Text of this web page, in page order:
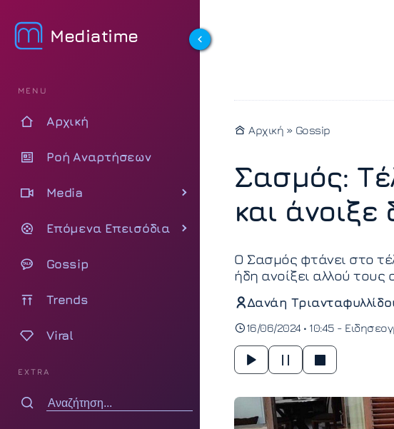
Mediatime
MENU
Αρχική
Ροή Αναρτήσεων
Media
Επόμενα Επεισόδια
Gossip
Trends
Viral
EXTRA
Αρχική » Gossip
Σασμός:
και άνοιξε
Ο Σασμός φτάνει στο
ήδη ανοίξει αλλού τους
Δανάη
16/06/2024 • 10:45 -